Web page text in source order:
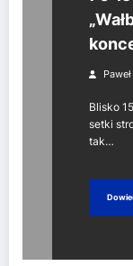
Blisko
setki
tak…